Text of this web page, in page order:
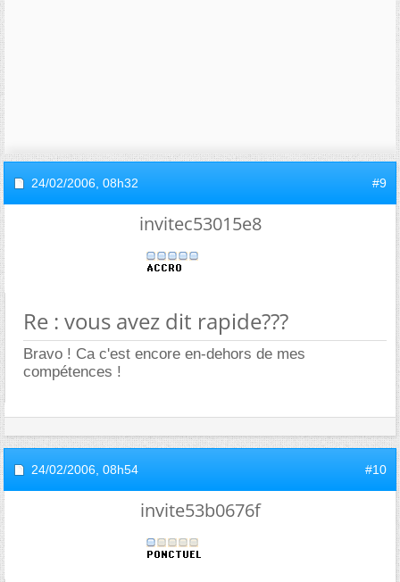
24/02/2006, 08h32 #9
invitec53015e8
Re : vous avez dit rapide???
Bravo ! Ca c'est encore en-dehors de mes
compétences !
24/02/2006, 08h54 #10
invite53b0676f